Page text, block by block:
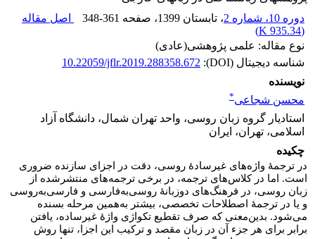
دوره 10، شماره 2
، تابستان 1399 ، صفحه 348-361
اصل مقاله
(
935.34 K
)
نوع مقاله: علمی پژوهشی(عادی)
شناسه دیجیتال (DOI):
10.22059/jflr.2019.288358.672
نویسنده
محسن شجاعی*
استادیار گروه زبان روسی، واحد تهران شمال، دانشگاه آزاد
اسلامی، تهران، ایران
چکیده
در ترجمۀ واژه‌های غیرسادۀ روسی، دقت در اجزای سازنده ضروری
است. اما در کلاس‌های ترجمه، در برخی ترجمه‌های منتشرشده از
زبان روسی، در فرهنگ‌های دوزبانۀ روسی‌به‌فارسی و فارسی‌به‌روسی
و یا در ترجمۀ اصطلاحات تخصصی، بیشتر به‌همین مرحله بسنده
می‌شود. بدین‌معنی که صرف تقطیع تکواژی واژۀ غیرساده، یافتن
برابر برای هر جزء آن در زبان مقصد و ترکیب این اجزا، تنها روش